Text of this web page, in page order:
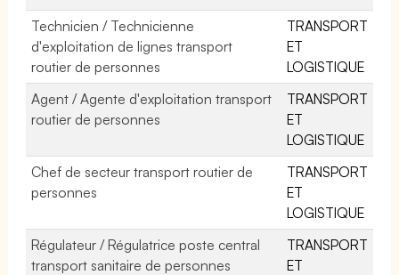
Technicien / Technicienne
d'exploitation de lignes transport
routier de personnes
TRANSPORT
ET
LOGISTIQUE
Agent / Agente d'exploitation transport
routier de personnes
TRANSPORT
ET
LOGISTIQUE
Chef de secteur transport routier de
personnes
TRANSPORT
ET
LOGISTIQUE
Régulateur / Régulatrice poste central
transport sanitaire de personnes
TRANSPORT
ET